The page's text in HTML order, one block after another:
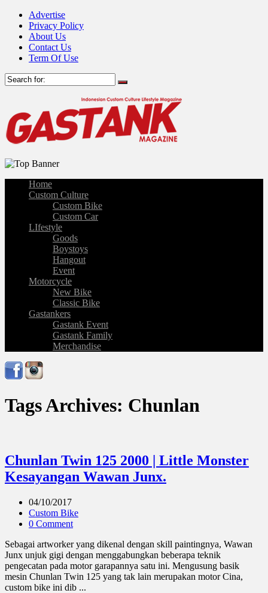
Advertise
Privacy Policy
About Us
Contact Us
Term Of Use
Home
Custom Culture
Custom Bike
Custom Car
LIfestyle
Goods
Boystoys
Hangout
Event
Motorcycle
New Bike
Classic Bike
Gastankers
Gastank Event
Gastank Family
Merchandise
Tags Archives: Chunlan
Chunlan Twin 125 2000 | Little Monster
Kesayangan Wawan Junx.
04/10/2017
Custom Bike
0 Comment
Sebagai artworker yang dikenal dengan skill paintingnya, Wawan
Junx unjuk gigi dengan menggabungkan beberapa teknik
pengecatan pada motor garapannya satu ini. Mengusung basik
mesin Chunlan Twin 125 yang tak lain merupakan motor Cina,
custom bike ini dib ...